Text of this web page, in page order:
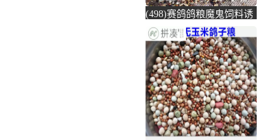
(498)赛鸽鸽粮魔鬼饲料诱
引归巢信鸽鸽粮训放用比
赛鸽高能量-鸽饲料(蓝朋
友旗舰店仅售43.2元)